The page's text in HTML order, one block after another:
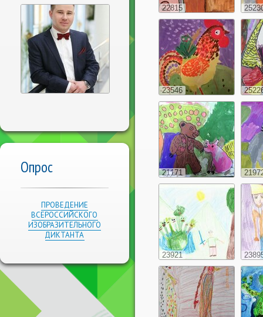
Опрос
ПРОВЕДЕНИЕ
ВСЕРОССИЙСКОГО
ИЗОБРАЗИТЕЛЬНОГО
ДИКТАНТА
22815
23546
21171
23921